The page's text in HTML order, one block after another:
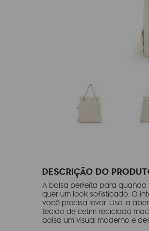
DESCRIÇÃO DO
A bolsa perfeita para
quer um look sofisticado. O
você precisa levar. Use-a
tecido de cetim reciclado
bolsa um visual moderno e